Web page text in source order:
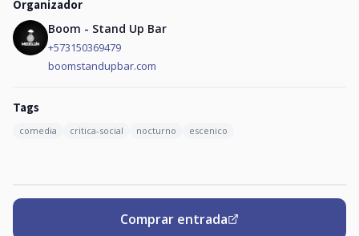
Organizador
Boom - Stand Up Bar
+573150369479
boomstandupbar.com
Tags
comedia critica-social nocturno escenico
Comprar entrada